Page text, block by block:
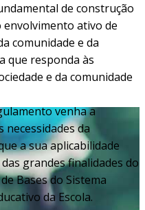
de construção
ativo de
comunidade e da
que responda às
e da comunidade
venha a
da
a sua aplicabilidade
grandes finalidades do
Bases do Sistema
da Escola.